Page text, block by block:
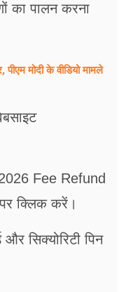
का पालन करना
मोदी के वीडियो मामले
Fee Refund
क्लिक करें।
सिक्योरिटी पिन